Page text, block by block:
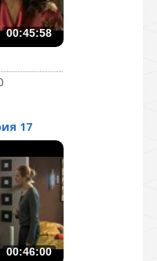
00:45:58
17
00:46:00